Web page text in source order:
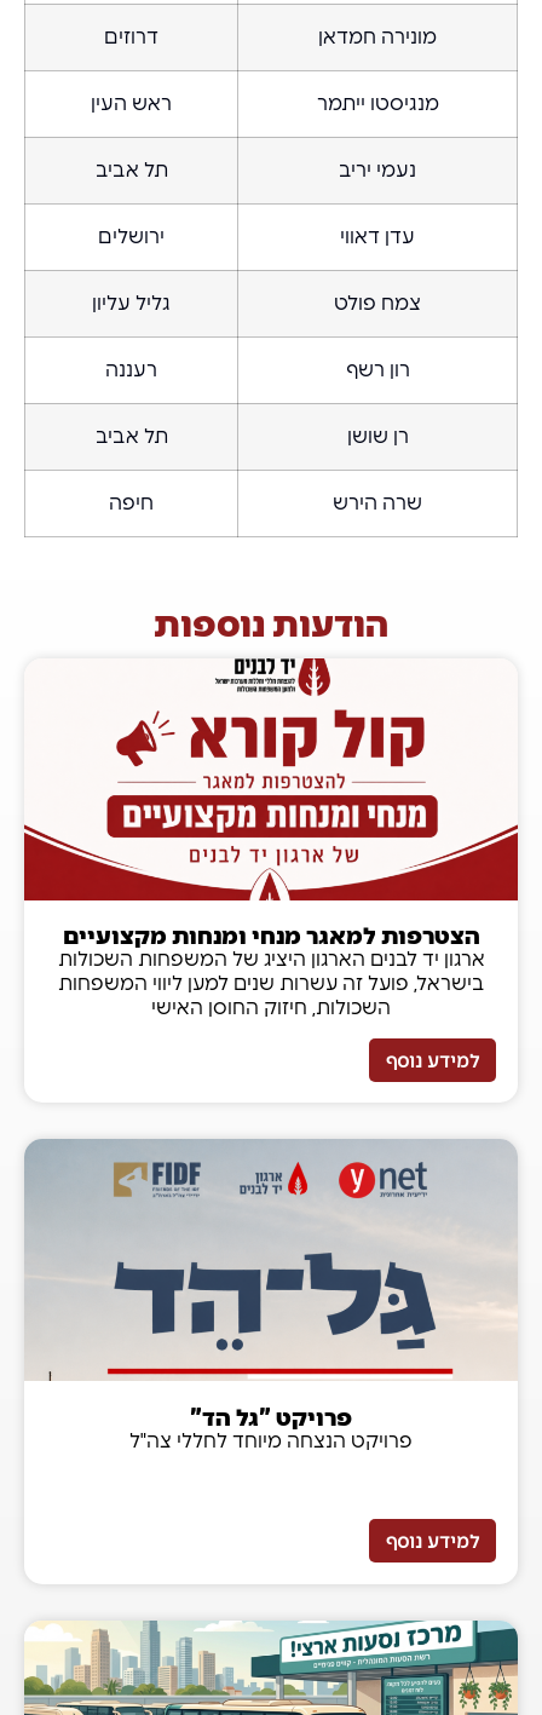
מונירה חמדאן דרוזים
מנגיסטו ייתמר ראש העין
נעמי יריב תל אביב
עדן דאווי ירושלים
צמח פולט גליל עליון
רון רשף רעננה
רן שושן תל אביב
שרה הירש חיפה
הודעות נוספות
הצטרפות למאגר מנחי ומנחות מקצועיים
ארגון יד לבנים הארגון היציג של המשפחות השכולות
בישראל, פועל זה עשרות שנים למען ליווי המשפחות
השכולות, חיזוק החוסן האישי
למידע נוסף
פרויקט "גל הד"
פרויקט הנצחה מיוחד לחללי צה"ל
למידע נוסף